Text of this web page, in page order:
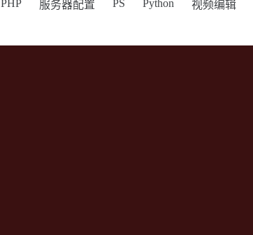
PHP 服务器配置 PS Python 视频编辑